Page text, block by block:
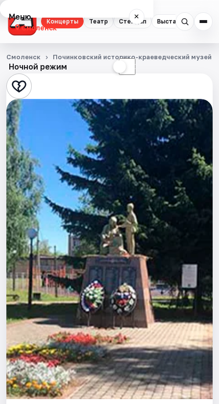
Концерты Театр Стендап Выставки
Меню ×
Смоленск
Концерты
Театр
Стендап
Выставки
Экскурсии
Спорт
События
Города
Площадки
Артисты
Рейтинги
Ночной режим ☾
Смоленск Починковский историко-краеведческий музей